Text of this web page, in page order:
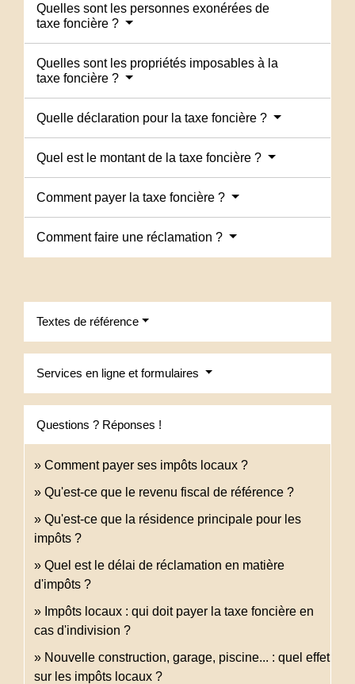
Quelles sont les personnes exonérées de
taxe foncière ?
Quelles sont les propriétés imposables à la
taxe foncière ?
Quelle déclaration pour la taxe foncière ?
Quel est le montant de la taxe foncière ?
Comment payer la taxe foncière ?
Comment faire une réclamation ?
Textes de référence
Services en ligne et formulaires
Questions ? Réponses !
Comment payer ses impôts locaux ?
Qu'est-ce que le revenu fiscal de référence ?
Qu'est-ce que la résidence principale pour les
impôts ?
Quel est le délai de réclamation en matière
d'impôts ?
Impôts locaux : qui doit payer la taxe foncière en
cas d'indivision ?
Nouvelle construction, garage, piscine... : quel effet
sur les impôts locaux ?